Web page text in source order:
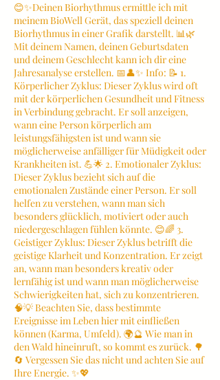
😊✨Deinen Biorhythmus ermittle ich mit
meinem BioWell Gerät, das speziell deinen
Biorhythmus in einer Grafik darstellt. 📊🌿
Mit deinem Namen, deinen Geburtsdaten
und deinem Geschlecht kann ich dir eine
Jahresanalyse erstellen. 📅👤✨ Info: 📝 1.
Körperlicher Zyklus: Dieser Zyklus wird oft
mit der körperlichen Gesundheit und Fitness
in Verbindung gebracht. Er soll anzeigen,
wann eine Person körperlich am
leistungsfähigsten ist und wann sie
möglicherweise anfälliger für Müdigkeit oder
Krankheiten ist. 💪🌟 2. Emotionaler Zyklus:
Dieser Zyklus bezieht sich auf die
emotionalen Zustände einer Person. Er soll
helfen zu verstehen, wann man sich
besonders glücklich, motiviert oder auch
niedergeschlagen fühlen könnte. 😊🌈 3.
Geistiger Zyklus: Dieser Zyklus betrifft die
geistige Klarheit und Konzentration. Er zeigt
an, wann man besonders kreativ oder
lernfähig ist und wann man möglicherweise
Schwierigkeiten hat, sich zu konzentrieren.
🧠💡 Beachten Sie, dass bestimmte
Ereignisse im Leben hier mit einfließen
können (Karma, Umfeld). 🌍🔮 Wie man in
den Wald hineinruft, so kommt es zurück. 🌳
🔄 Vergessen Sie das nicht und achten Sie auf
Ihre Energie. ✨💖